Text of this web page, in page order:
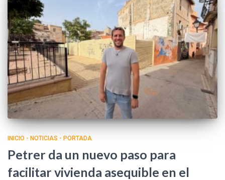
INICIO - NOTICIAS - PORTADA
Petrer da un nuevo paso para
facilitar vivienda asequible en el